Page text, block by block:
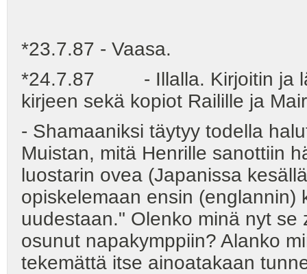
*23.7.87 - Vaasa.
*24.7.87 - Illalla. Kirjoitin ja
kirjeen sekä kopiot Railille ja
- Shamaaniksi täytyy todella
Muistan, mitä Henrille sanottiin
luostarin ovea (Japanissa
opiskelemaan ensin (englannin)
uudestaan." Olenko minä nyt
osunut napakymppiin? Alanko
tekemättä itse ainoatakaan